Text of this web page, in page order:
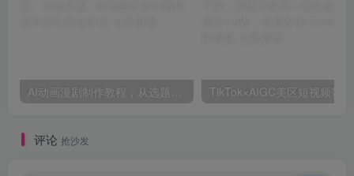
评论 抢沙发